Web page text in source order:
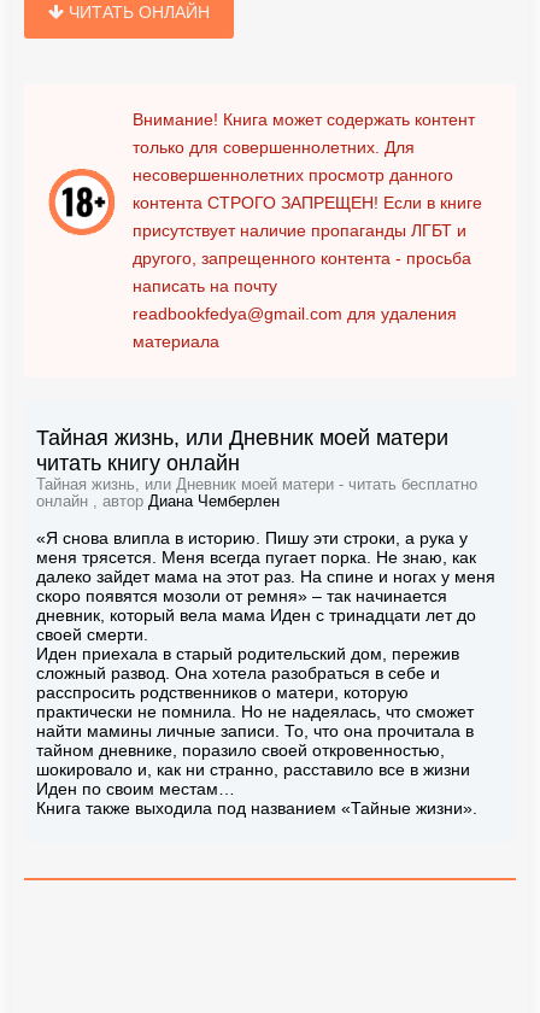
ЧИТАТЬ ОНЛАЙН
Внимание! Книга может содержать контент
только для совершеннолетних. Для
несовершеннолетних просмотр данного
контента СТРОГО ЗАПРЕЩЕН! Если в книге
присутствует наличие пропаганды ЛГБТ и
другого, запрещенного контента - просьба
написать на почту
readbookfedya@gmail.com для удаления
материала
Тайная жизнь, или Дневник моей матери
читать книгу онлайн
Тайная жизнь, или Дневник моей матери - читать бесплатно
онлайн , автор Диана Чемберлен
«Я снова влипла в историю. Пишу эти строки, а рука у
меня трясется. Меня всегда пугает порка. Не знаю, как
далеко зайдет мама на этот раз. На спине и ногах у меня
скоро появятся мозоли от ремня» – так начинается
дневник, который вела мама Иден с тринадцати лет до
своей смерти.
Иден приехала в старый родительский дом, пережив
сложный развод. Она хотела разобраться в себе и
расспросить родственников о матери, которую
практически не помнила. Но не надеялась, что сможет
найти мамины личные записи. То, что она прочитала в
тайном дневнике, поразило своей откровенностью,
шокировало и, как ни странно, расставило все в жизни
Иден по своим местам…
Книга также выходила под названием «Тайные жизни».